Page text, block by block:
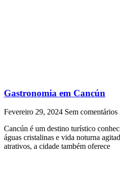
Gastronomia em Cancún
Fevereiro 29, 2024 Sem comentários
Cancún é um destino turístico
águas cristalinas e vida noturna
atrativos, a cidade também oferece